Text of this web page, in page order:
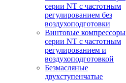
серии NT с частотным
регулированием без
воздухоподготовки
Винтовые компрессоры
серии NT с частотным
регулированием и
воздухоподготовкой
Безмасляные
двухступенчатые